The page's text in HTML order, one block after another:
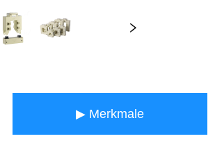
▶ Merkmale